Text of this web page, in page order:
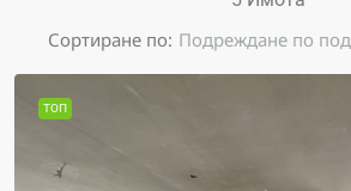
Сортиране по: Подреждане по
ТОП